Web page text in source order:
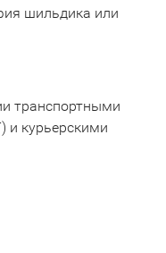
шильдика или
транспортными
и курьерскими